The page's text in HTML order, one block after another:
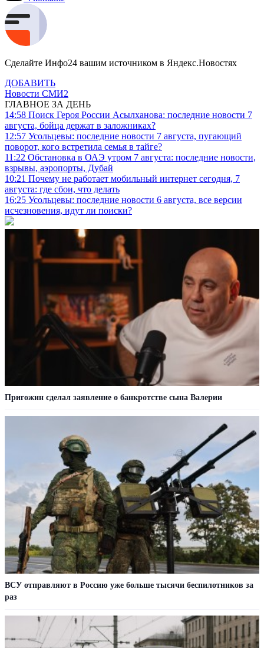
Сделайте Инфо24 вашим источником в Яндекс.Новостях
ДОБАВИТЬ
Новости СМИ2
ГЛАВНОЕ ЗА ДЕНЬ
14:58 Поиск Героя России Асылханова: последние новости 7
августа, бойца держат в заложниках?
12:57 Усольцевы: последние новости 7 августа, пугающий
поворот, кого встретила семья в тайге?
11:22 Обстановка в ОАЭ утром 7 августа: последние новости,
взрывы, аэропорты, Дубай
10:21 Почему не работает мобильный интернет сегодня, 7
августа: где сбои, что делать
16:25 Усольцевы: последние новости 6 августа, все версии
исчезновения, идут ли поиски?
Пригожин сделал заявление о банкротстве сына Валерии
ВСУ отправляют в Россию уже больше тысячи беспилотников за
раз